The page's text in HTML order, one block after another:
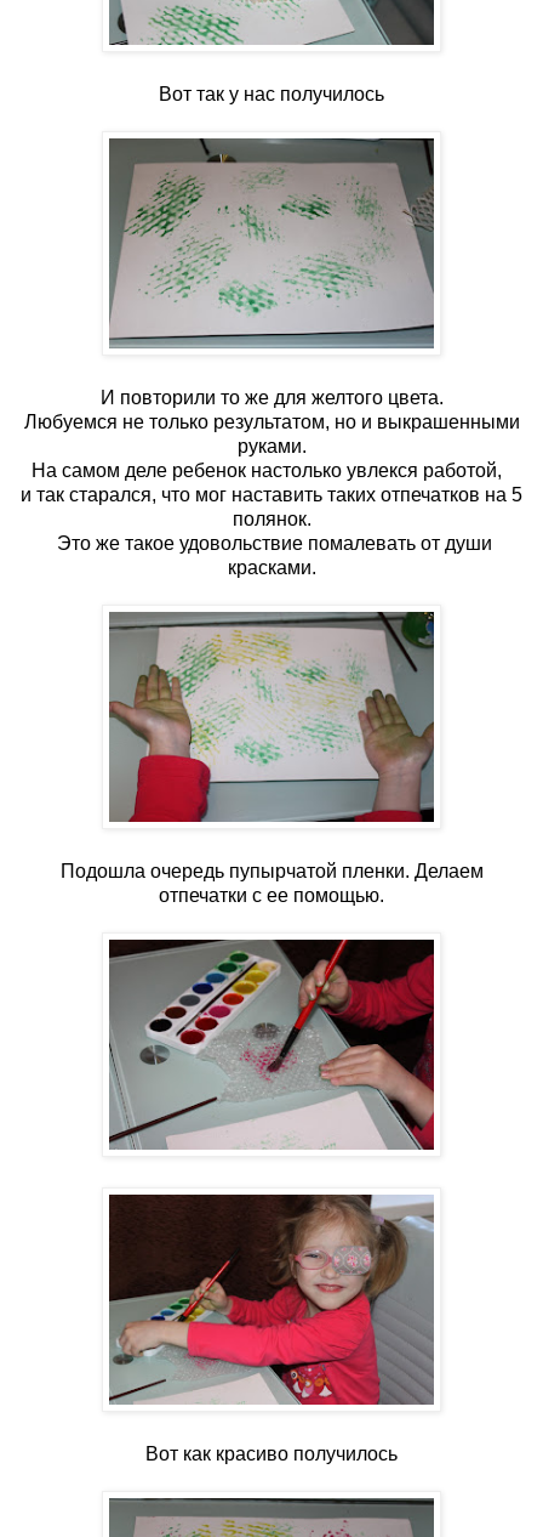
Вот так у нас получилось
И повторили то же для желтого цвета.
Любуемся не только результатом, но и выкрашенными
руками.
На самом деле ребенок настолько увлекся работой,
и так старался, что мог наставить таких отпечатков на 5
полянок.
Это же такое удовольствие помалевать от души
красками.
Подошла очередь пупырчатой пленки. Делаем
отпечатки с ее помощью.
Вот как красиво получилось